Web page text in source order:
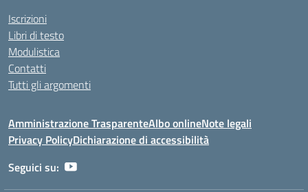
Iscrizioni
Libri di testo
Modulistica
Contatti
Tutti gli argomenti
Amministrazione TrasparenteAlbo onlineNote legali
Privacy PolicyDichiarazione di accessibilità
Seguici su: